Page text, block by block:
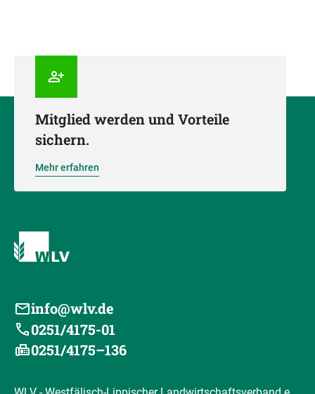
Mitglied werden und Vorteile
sichern.
Mehr erfahren
info@wlv.de
0251/4175-01
0251/4175–136